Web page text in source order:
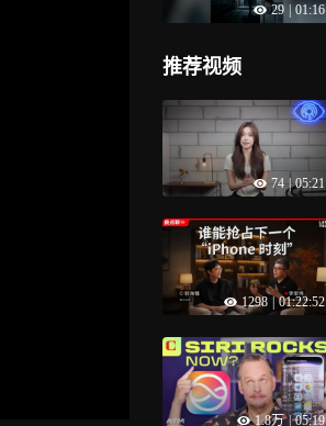
29 01:16
推荐视频
74 05:21
1298 01:22:52
1.8万 | 05:19